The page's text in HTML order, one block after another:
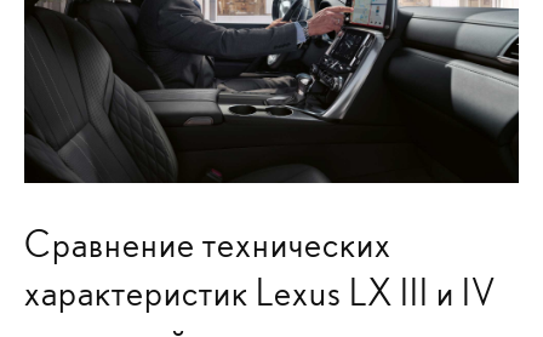
Сравнение технических
характеристик Lexus LX III и IV